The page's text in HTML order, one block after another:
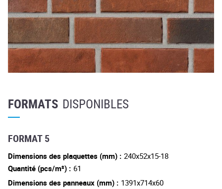
FORMATS DISPONIBLES
FORMAT 5
Dimensions des plaquettes (mm) : 240x52x15-18
Quantité (pcs/m²) : 61
Dimensions des panneaux (mm) : 1391x714x60